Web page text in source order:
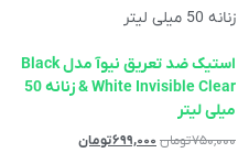
استیک ضد تعریق نیوآ مدل Black
& White Invisible Clear زنانه 50
میلی لیتر
۷۵۰,۰۰۰تومان ۶۹۹,۰۰۰تومان